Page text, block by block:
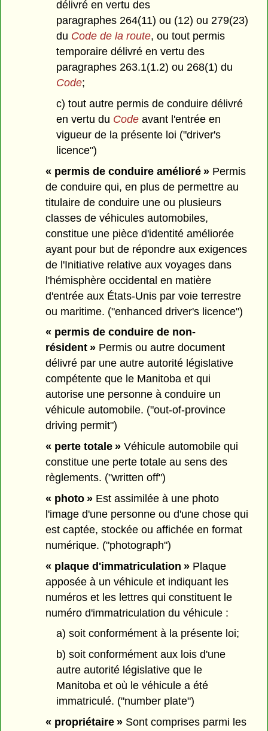
délivré en vertu des
paragraphes 264(11) ou (12) ou 279(23)
du Code de la route, ou tout permis
temporaire délivré en vertu des
paragraphes 263.1(1.2) ou 268(1) du
Code;
c) tout autre permis de conduire délivré
en vertu du Codeavant l'entrée en
vigueur de la présente loi ("driver's
licence")
« permis de conduire amélioré » Permis
de conduire qui, en plus de permettre au
titulaire de conduire une ou plusieurs
classes de véhicules automobiles,
constitue une pièce d'identité améliorée
ayant pour but de répondre aux exigences
de l'Initiative relative aux voyages dans
l'hémisphère occidental en matière
d'entrée aux États-Unis par voie terrestre
ou maritime. ("enhanced driver's licence")
« permis de conduire de non-
résident » Permis ou autre document
délivré par une autre autorité législative
compétente que le Manitoba et qui
autorise une personne à conduire un
véhicule automobile. ("out-of-province
driving permit")
« perte totale » Véhicule automobile qui
constitue une perte totale au sens des
règlements. ("written off")
« photo » Est assimilée à une photo
l'image d'une personne ou d'une chose qui
est captée, stockée ou affichée en format
numérique. ("photograph")
« plaque d'immatriculation » Plaque
apposée à un véhicule et indiquant les
numéros et les lettres qui constituent le
numéro d'immatriculation du véhicule :
a) soit conformément à la présente loi;
b) soit conformément aux lois d'une
autre autorité législative que le
Manitoba et où le véhicule a été
immatriculé. ("number plate")
« propriétaire » Sont comprises parmi les